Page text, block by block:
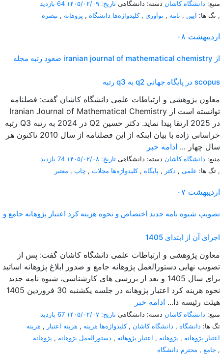
منبع: دانشگاه کاشان دسته: دانشگاهی تاریخ: ۱۴۰۵/۰۲/۰۹
64 بازدید
تگ ها: آیین , نامه , نوآوری ,کلیدواژه‌ها دانشگاه , پژوهانه , تبصره ,
۰۸ اردیبهشت
صعود رتبه مجله iranian journal of mathematical chemistry از
رتبه q3 به q2 در پایگاه جهانی scopus
معاون پژوهشی و ارتباطات علمی دانشگاه کاشان گفت: فصلنامه
Iranian Journal of Mathematical Chemistry توانسته است از
رتبه Q3 در 2024 به رتبه Q2 در 2025 ارتقا پیدا نماید. دکتر حسین
خراسانی زاده با بیان اینکه از این فصلنامه از سال 2010 تاکنون هر
سال چهار ... ادامه خبر
منبع: دانشگاه کاشان دسته: دانشگاهی تاریخ: ۱۴۰۵/۰۲/۰۸
74 بازدید
تگ ها: علمی , دکتر , پایگاه ,کلیدواژه‌ها مجلات , چاپ , معتبر ,
۰۷ اردیبهشت
تصویب شیوه نامه جدید اختصاص و نحوه هزینه کرد اعتبار پژوهانه جامع و
اجرای آن از ابتدای 1405
معاون پژوهشی و ارتباطات علمی دانشگاه کاشان گفت: پس از
تصویب نهایی دستورالعمل پژوهانه جامع و صدور ابلاغ پژوهانه اساتید
برای سال 1405 و بعد از بررسی های کارشناسی، شیوه نامه جدید
نحوه هزینه کرد اعتبار پژوهانه در جلسه یکشنبه 30 فروردین 1405
هیئت رئیسه دا... ادامه خبر
منبع: دانشگاه کاشان دسته: دانشگاهی تاریخ: ۱۴۰۵/۰۲/۰۷
67 بازدید
تگ ها: دانشگاه , دانشگاه کاشان ,کلیدواژه‌ها هزینه , هزینه اعتبار , هزینه
اعتبار پژوهانه , پژوهانه , اعتبار پژوهانه , دستورالعمل پژوهانه , پژوهانه
جامع , محترم دانشگاه ,